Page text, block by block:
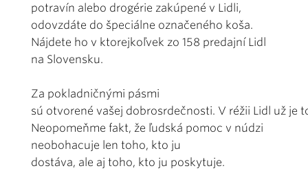
potravín alebo drogérie zakúpené v Lidli,
odovzdáte do špeciálne označeného koša.
Nájdete ho v ktorejkoľvek zo 158 predajní Lidl
na Slovensku.
Za pokladničnými pásmi
sú otvorené vašej dobrosrdečnosti. V réžii Lidl už
Neopomeňme fakt, že ľudská pomoc v núdzi
neobohacuje len toho, kto ju
dostáva, ale aj toho, kto ju poskytuje.